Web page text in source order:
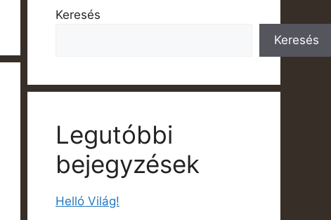
Keresés
Keresés
Legutóbbi
bejegyzések
Helló Világ!